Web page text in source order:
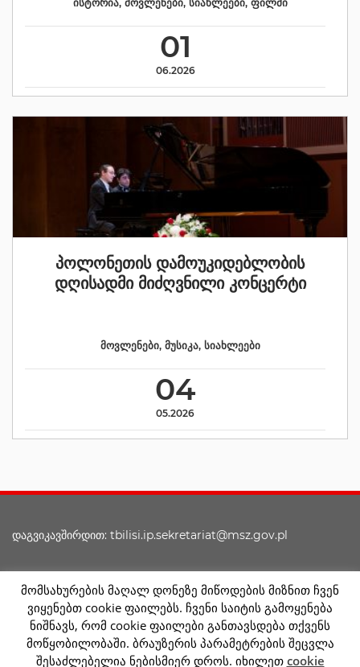
01
06.2026
ისტორია, მოვლენები, სიახლეები, ფილმი
პოლონეთის დამოუკიდებლობის
დღისადმი მიძღვნილი კონცერტი
04
05.2026
მოვლენები, მუსიკა, სიახლეები
დაგვიკავშირდით: tbilisi.ip.sekretariat@msz.gov.pl
ხელმისაწვდომობის დეკლარაცია
Facebook
Google
Twitter
მომსახურების მაღალ დონეზე მიწოდების მიზნით ჩვენ
ვიყენებთ cookie ფაილებს. ჩვენი საიტის გამოყენება
ნიშნავს, რომ cookie ფაილები განთავსდება თქვენს
მოწყობილობაში. ბრაუზერის პარამეტრების შეცვლა
შესაძლებელია ნებისმიერ დროს. იხილეთ cookie